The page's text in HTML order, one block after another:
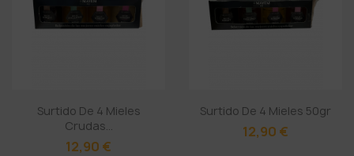
Surtido De 4 Mieles
Crudas...
12,90 €
Surtido De 4 Mieles 50gr
12,90 €